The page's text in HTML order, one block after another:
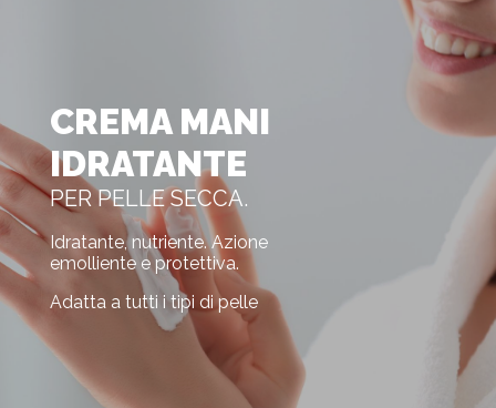
CREMA MANI
IDRATANTE
PER PELLE SECCA.
Idratante, nutriente. Azione
emolliente e protettiva.
Adatta a tutti i tipi di pelle